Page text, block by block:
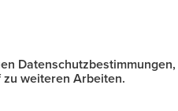
weiteren Arbeiten.